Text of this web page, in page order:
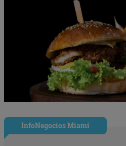
InfoNegocios Miami